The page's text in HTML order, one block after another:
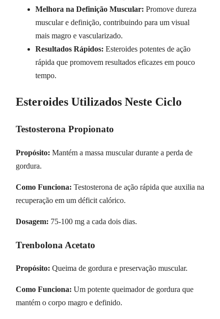
Melhora na Definição Muscular: Promove dureza
muscular e definição, contribuindo para um visual
mais magro e vascularizado.
Resultados Rápidos: Esteroides potentes de ação
rápida que promovem resultados eficazes em pouco
tempo.
Esteroides Utilizados Neste Ciclo
Testosterona Propionato
Propósito: Mantém a massa muscular durante a perda de
gordura.
Como Funciona: Testosterona de ação rápida que auxilia na
recuperação em um déficit calórico.
Dosagem: 75-100 mg a cada dois dias.
Trenbolona Acetato
Propósito: Queima de gordura e preservação muscular.
Como Funciona: Um potente queimador de gordura que
mantém o corpo magro e definido.